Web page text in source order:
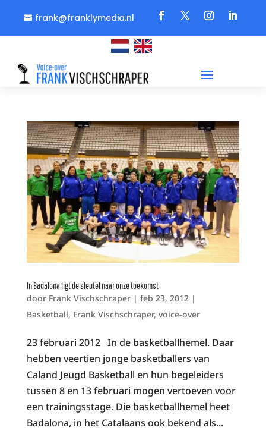
 frank@franklymedia.nl
In Badalona ligt de sleutel naar onze toekomst
door Frank Vischschraper| feb 23, 2012|
Basketball, Frank Vischschraper, voice-over
23 februari 2012 In de basketballhemel. Daar
hebben veertien jonge basketballers van
Caland Jeugd Basketball en hun begeleiders
tussen 8 en 13 februari mogen vertoeven voor
een trainingsstage. Die basketballhemel heet
Badalona, in het Catalaans ook bekend als...